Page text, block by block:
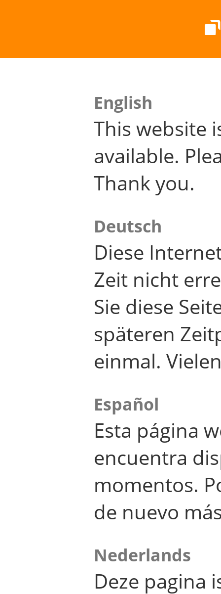
English
This website
available.
Thank you.
Deutsch
Diese
Zeit nicht
Sie diese
späteren
einmal.
Español
Esta página
encuentra
momentos.
de nuevo
Nederlands
Deze pagina